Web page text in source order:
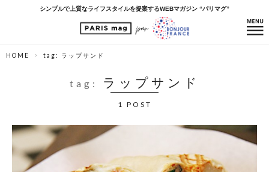
シンプルで上質なライフスタイルを提案するWEBマガジン “パリマグ”
HOME tag: ラップサンド
tag: ラップサンド
1 POST